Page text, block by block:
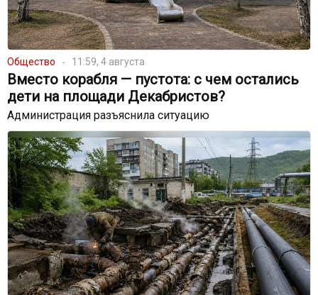
Общество 11:59, 4 августа
Вместо корабля — пустота: с чем остались
дети на площади Декабристов?
Администрация разъяснила ситуацию